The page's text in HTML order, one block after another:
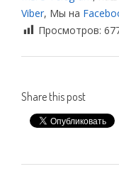
Viber, Мы на
Просмотров:
Share this post